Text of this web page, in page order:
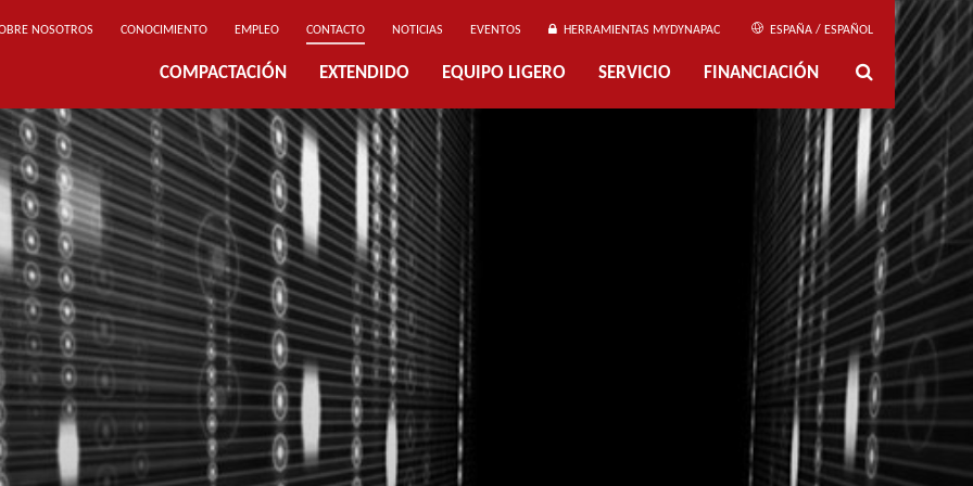
NOSOTROS CONOCIMIENTO EMPLEO CONTACTO NOTICIAS EVENTOS HERRAMIENTAS MYDYNAPAC ESPAÑA / ESPAÑOL
COMPACTACIÓN EXTENDIDO EQUIPO LIGERO SERVICIO FINANCIACIÓN